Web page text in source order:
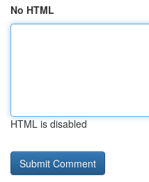
No HTML
HTML is disabled